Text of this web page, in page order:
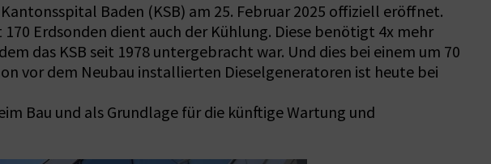
Baden (KSB) am 25. Februar 2025 offiziell eröffnet.
Erdsonden dient auch der Kühlung. Diese benötigt 4x mehr
das KSB seit 1978 untergebracht war. Und dies bei einem um 70
vor dem Neubau installierten Dieselgeneratoren ist heute bei
Bau und als Grundlage für die künftige Wartung und